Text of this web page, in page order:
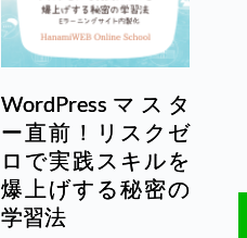
WordPressマスタ
ー直前！リスクゼ
ロで実践スキルを
爆上げする秘密の
学習法